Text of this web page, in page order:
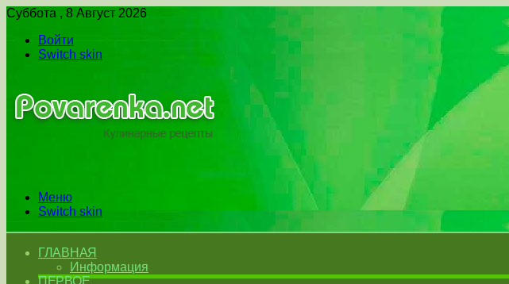
Суббота , 8 Август 2026
Войти
Switch skin
Меню
Switch skin
ГЛАВНАЯ
Информация
ПЕРВОЕ